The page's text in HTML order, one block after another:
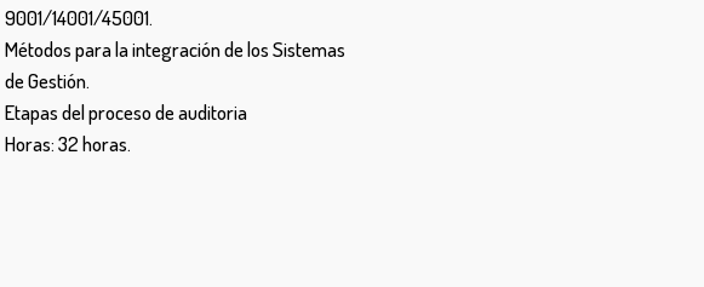
9001/14001/45001.
Métodos para la integración de los Sistemas
de Gestión.
Etapas del proceso de auditoria
Horas: 32 horas.